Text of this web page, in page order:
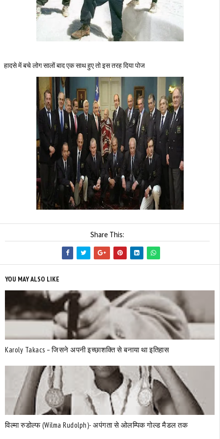
हादसे में बचे लोग सालों बाद एक साथ हुए तो इस तरह दिया पोज
Share This:
YOU MAY ALSO LIKE
Karoly Takacs – जिसने अपनी इच्छाशक्ति से बनाया था इतिहास
विल्मा रुडोल्फ (Wilma Rudolph)- अपंगता से ओलम्पिक गोल्ड मैडल तक